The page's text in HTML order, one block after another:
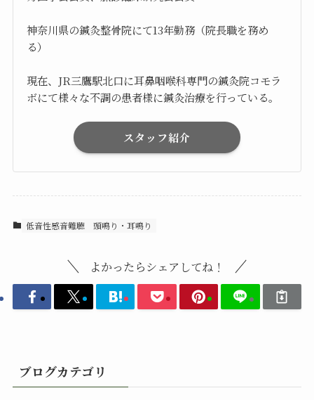
神奈川県の鍼灸整骨院にて13年勤務（院長職を務め
る）
現在、JR三鷹駅北口に耳鼻咽喉科専門の鍼灸院コモラ
ボにて様々な不調の患者様に鍼灸治療を行っている。
スタッフ紹介
低音性感音難聴 頭鳴り・耳鳴り
よかったらシェアしてね！
ブログカテゴリ